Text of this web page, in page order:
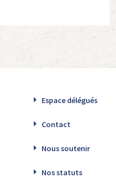
Espace délégués
Contact
Nous soutenir
Nos statuts